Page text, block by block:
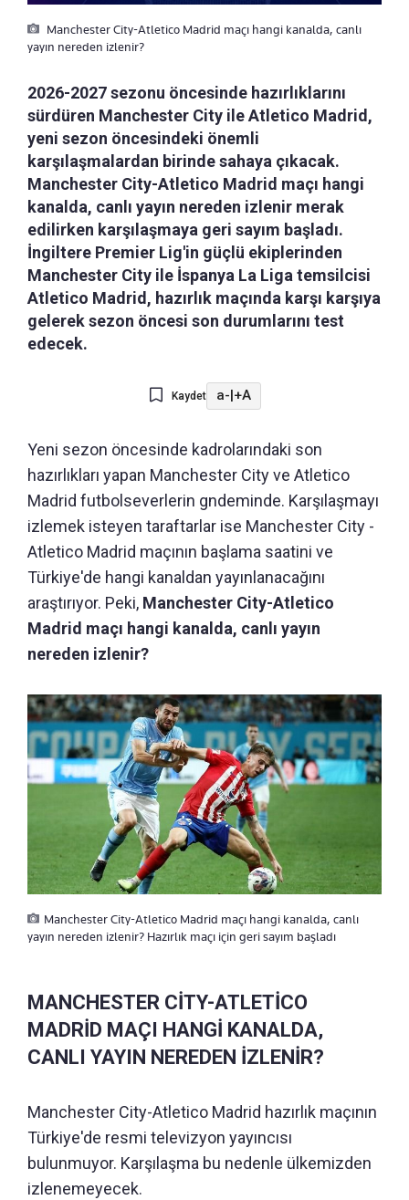
Manchester City-Atletico Madrid maçı hangi kanalda, canlı
yayın nereden izlenir?
2026-2027 sezonu öncesinde hazırlıklarını
sürdüren Manchester City ile Atletico Madrid,
yeni sezon öncesindeki önemli
karşılaşmalardan birinde sahaya çıkacak.
Manchester City-Atletico Madrid maçı hangi
kanalda, canlı yayın nereden izlenir merak
edilirken karşılaşmaya geri sayım başladı.
İngiltere Premier Lig'in güçlü ekiplerinden
Manchester City ile İspanya La Liga temsilcisi
Atletico Madrid, hazırlık maçında karşı karşıya
gelerek sezon öncesi son durumlarını test
edecek.
Kaydet a- +A
Yeni sezon öncesinde kadrolarındaki son
hazırlıkları yapan Manchester City ve Atletico
Madrid futbolseverlerin gndeminde. Karşılaşmayı
izlemek isteyen taraftarlar ise Manchester City -
Atletico Madrid maçının başlama saatini ve
Türkiye'de hangi kanaldan yayınlanacağını
araştırıyor. Peki, Manchester City-Atletico
Madrid maçı hangi kanalda, canlı yayın
nereden izlenir?
Manchester City-Atletico Madrid maçı hangi kanalda, canlı
yayın nereden izlenir? Hazırlık maçı için geri sayım başladı
MANCHESTER CİTY-ATLETİCO
MADRİD MAÇI HANGİ KANALDA,
CANLI YAYIN NEREDEN İZLENİR?
Manchester City-Atletico Madrid hazırlık maçının
Türkiye'de resmi televizyon yayıncısı
bulunmuyor. Karşılaşma bu nedenle ülkemizden
izlenemeyecek.